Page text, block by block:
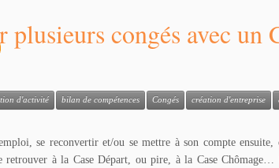
plusieurs congés avec
d'activité bilan de compétences Congés création d'entreprise
se reconvertir et/ou se mettre à son compte
retrouver à la Case Départ, ou pire, à la Case